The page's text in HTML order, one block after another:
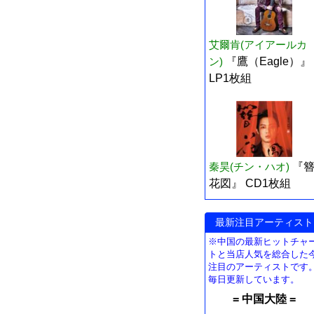
艾爾肯(アイアールカ
ン)
『鷹（Eagle）』
LP1枚組
秦昊(チン・ハオ)
『簪
花図』 CD1枚組
最新注目アーティスト
※中国の最新ヒットチャ
トと当店人気を総合した
注目のアーティストです。
毎日更新しています。
= 中国大陸 =